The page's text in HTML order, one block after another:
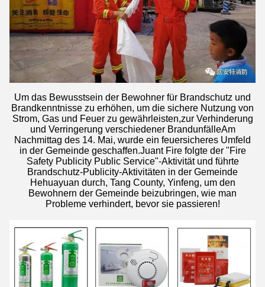
Um das Bewusstsein der Bewohner für Brandschutz und
Brandkenntnisse zu erhöhen, um die sichere Nutzung von
Strom, Gas und Feuer zu gewährleisten,zur Verhinderung
und Verringerung verschiedener BrandunfälleAm
Nachmittag des 14. Mai, wurde ein feuersicheres Umfeld
in der Gemeinde geschaffen.Juant Fire folgte der "Fire
Safety Publicity Public Service"-Aktivität und führte
Brandschutz-Publicity-Aktivitäten in der Gemeinde
Hehuayuan durch, Tang County, Yinfeng, um den
Bewohnern der Gemeinde beizubringen, wie man
Probleme verhindert, bevor sie passieren!